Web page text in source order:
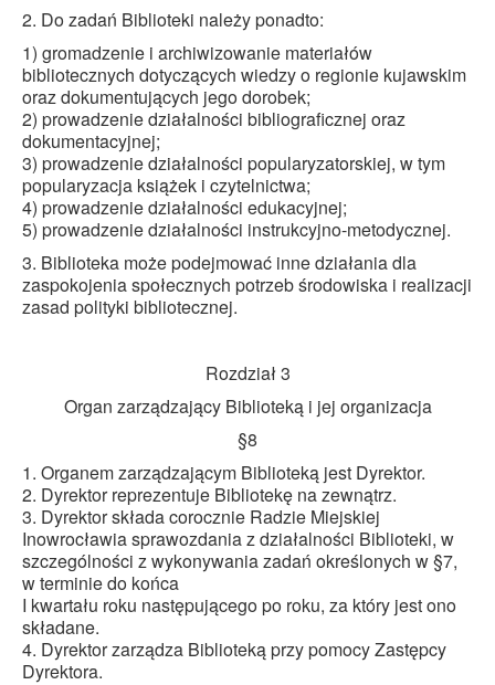
2. Do zadań Biblioteki należy ponadto:
1) gromadzenie i archiwizowanie materiałów
bibliotecznych dotyczących wiedzy o regionie kujawskim
oraz dokumentujących jego dorobek;
2) prowadzenie działalności bibliograficznej oraz
dokumentacyjnej;
3) prowadzenie działalności popularyzatorskiej, w tym
popularyzacja książek i czytelnictwa;
4) prowadzenie działalności edukacyjnej;
5) prowadzenie działalności instrukcyjno-metodycznej.
3. Biblioteka może podejmować inne działania dla
zaspokojenia społecznych potrzeb środowiska i realizacji
zasad polityki bibliotecznej.
Rozdział 3
Organ zarządzający Biblioteką i jej organizacja
§8
1. Organem zarządzającym Biblioteką jest Dyrektor.
2. Dyrektor reprezentuje Bibliotekę na zewnątrz.
3. Dyrektor składa corocznie Radzie Miejskiej
Inowrocławia sprawozdania z działalności Biblioteki, w
szczególności z wykonywania zadań określonych w §7,
w terminie do końca
I kwartału roku następującego po roku, za który jest ono
składane.
4. Dyrektor zarządza Biblioteką przy pomocy Zastępcy
Dyrektora.